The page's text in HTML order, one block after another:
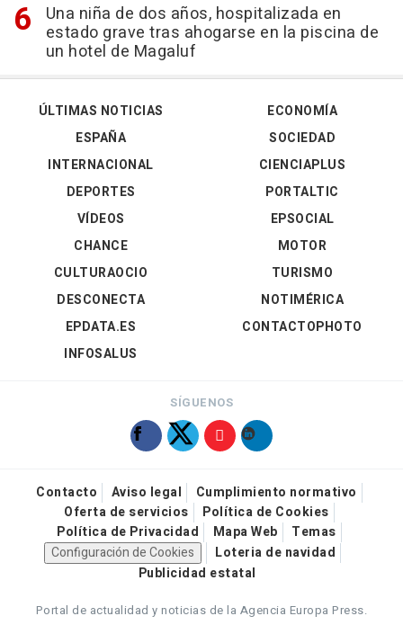
Una niña de dos años, hospitalizada en
estado grave tras ahogarse en la piscina de
un hotel de Magaluf
ÚLTIMAS NOTICIAS
ESPAÑA
INTERNACIONAL
DEPORTES
VÍDEOS
ECONOMÍA
SOCIEDAD
CIENCIAPLUS
PORTALTIC
EPSOCIAL
CHANCE
CULTURAOCIO
DESCONECTA
EPDATA.ES
INFOSALUS
MOTOR
TURISMO
NOTIMÉRICA
CONTACTOPHOTO
SÍGUENOS
Contacto Aviso legal
Cumplimiento normativo
Oferta de servicios
Política de Cookies
Política de Privacidad
Mapa Web
Temas
Configuración de Cookies
Loteria de navidad
Publicidad estatal
Portal de actualidad y noticias de la Agencia Europa Press.